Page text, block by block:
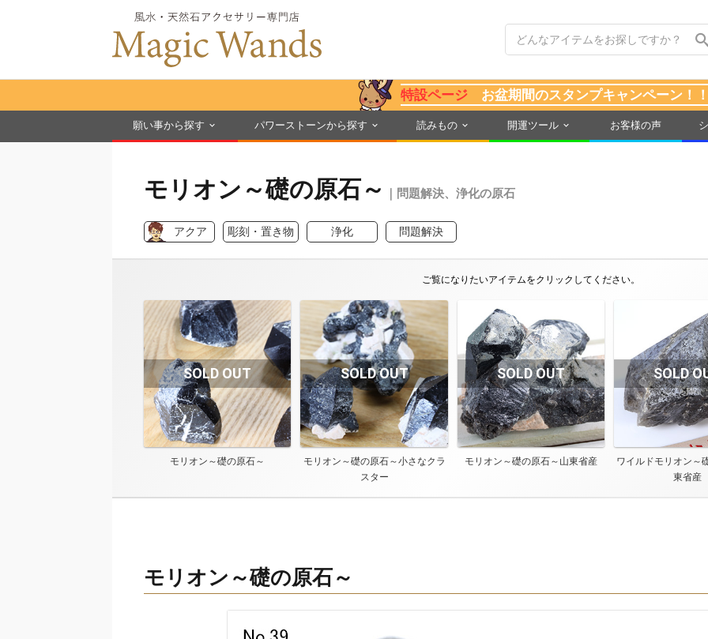
特設ページ お盆期間のスタンプキャンペーン！
願い事から探す パワーストーンから探す 読みもの 開運ツール お客様の声
モリオン～礎の原石～ ｜問題解決、浄化の原石
アクア 彫刻・置き物 浄化 問題解決
モリオン～礎の原石～
モリオン～礎の原石～小さなクラ
スター
モリオン～礎の原石～山東省産
ワイルドモリオン～
東省産
モリオン～礎の原石～